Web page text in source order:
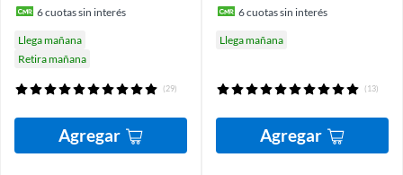
6cuotas sin interés
Llega mañana
Retira mañana
(29)
Agregar
6cuotas sin interés
Llega mañana
(13)
Agregar